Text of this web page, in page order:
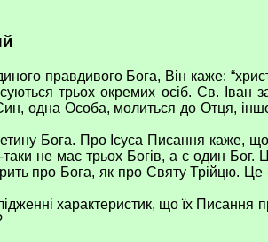
правдивого Бога, Він каже:
трьох окремих осіб. Св. Іван
одна Особа, молиться до Отця,
Бога. Про Ісуса Писання каже,
не має трьох Богів, а є один Бог.
про Бога, як про Святу Трійцю. Це
характеристик, що їх Писання